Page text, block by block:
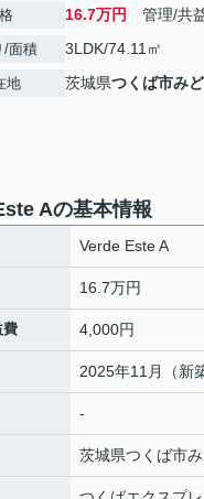
16.7万円 管理/共
/面積 3LDK/74.11㎡
地 茨城県つくば市み
Aの基本情報
Verde Este A
16.7万円
費 4,000円
2025年11月（新
-
茨城県つくば市